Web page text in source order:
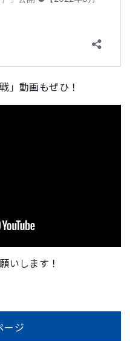
」動画もぜひ！
いします！
ージ